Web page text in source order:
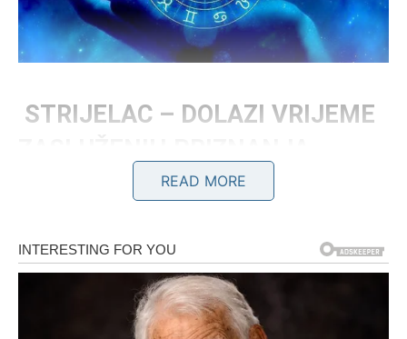
STRIJELAC – DOLAZI VRIJEME
Strijelčevi su poznati po svojoj iskrenosti, optimizmu i
osmijeha često se krije mnogo više nego što drugi vide.
Mnogi pripadnici ovog znaka posljednjih mjeseci ulagali
su ogroman trud u posao, porodicu ili ljubavne odnose, a
da za to nisu dobili dovoljno priznanja.
READ MORE